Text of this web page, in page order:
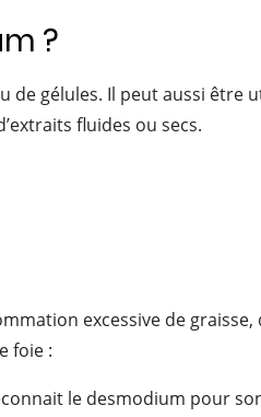
?
gélules. Il peut aussi être
fluides ou secs.
excessive de
foie :
le desmodium pour